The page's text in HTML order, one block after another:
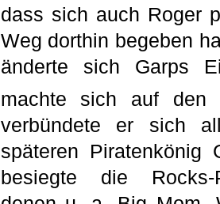
dass sich auch Roger
Weg dorthin begeben
änderte sich Garps
machte sich auf den
verbündete er sich
späteren Piratenkönig
besiegte die Rocks-